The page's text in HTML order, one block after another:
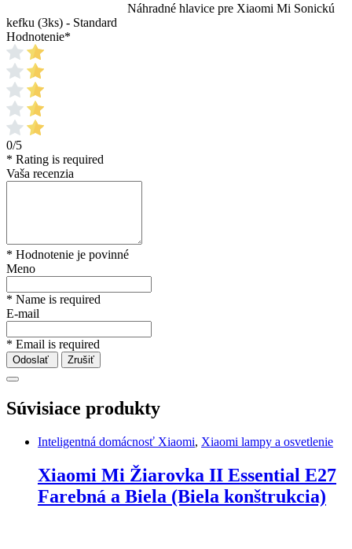
Náhradné hlavice pre Xiaomi Mi Sonickú
kefku (3ks) - Standard
Hodnotenie*
0/5
* Rating is required
Vaša recenzia
* Hodnotenie je povinné
Meno
* Name is required
E-mail
* Email is required
Odoslať Zrušiť
Súvisiace produkty
Inteligentná domácnosť Xiaomi, Xiaomi lampy a osvetlenie
Xiaomi Mi Žiarovka II Essential E27
Farebná a Biela (Biela konštrukcia)